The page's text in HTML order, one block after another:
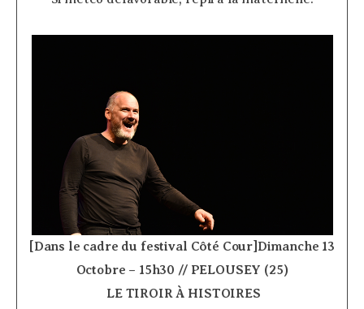
[Dans le cadre du festival Côté Cour]Dimanche 13
Octobre – 15h30 // PELOUSEY (25)
LE TIROIR À HISTOIRES